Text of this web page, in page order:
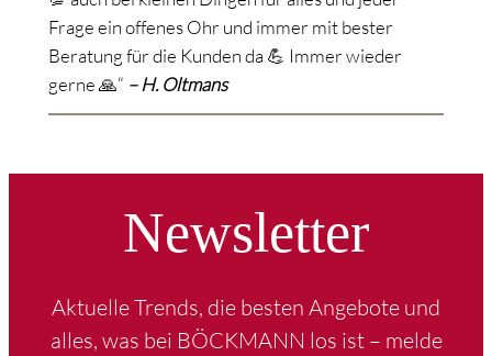
Frage ein offenes Ohr und immer mit bester
Beratung für die Kunden da 💪 Immer wieder
gerne 🙏“ – H. Oltmans
Newsletter
Aktuelle Trends, die besten Angebote und
alles, was bei BÖCKMANN los ist – melde